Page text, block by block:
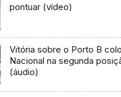
pontuar (vídeo)
Vitória sobre o Porto B
Nacional na segunda
(áudio)